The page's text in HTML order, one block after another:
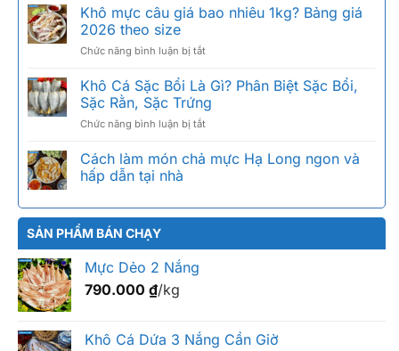
hoa,
chiên
dầu
một
nắng
Đảo:
sao
ngon
nức
tiếng,
chọn
Khô mực câu giá bao nhiêu 1kg? Bảng giá
2026 theo size
Chức năng bình luận bị tắtở
mực
câu
giá
bao
1kg?
theo
Khô Cá Sặc Bổi Là Gì? Phân Biệt Sặc Bổi,
Sặc Rằn, Sặc Trứng
Chức năng bình luận bị tắtở
Cá
Trứng
Cách làm món chả mực Hạ Long ngon và
hấp dẫn tại nhà
SẢN PHẨM BÁN CHẠY
Mực Dẻo 2 Nắng
790.000 ₫/kg
Khô Cá Dứa 3 Nắng Cần Giờ